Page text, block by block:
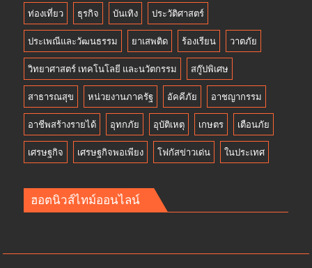
ท่องเที่ยว ธุรกิจ บันเทิง ประวัติศาสตร์
ประเพณีและวัฒนธรรม ยาเสพติด ร้องเรียน วาตภัย
วิทยาศาสตร์ เทคโนโลยี และนวัตกรรม สกู๊ปพิเศษ
สาธารณสุข หน่วยงานภาครัฐ อัคคีภัย อาชญากรรม
อาชีพสร้างรายได้ อุทกภัย อุบัติเหตุ เกษตร เตือนภัย
เศรษฐกิจ เศรษฐกิจพอเพียง โฟกัสข่าวเด่น ในประเทศ
ฮอตนิวส์ไทม์ออนไลน์